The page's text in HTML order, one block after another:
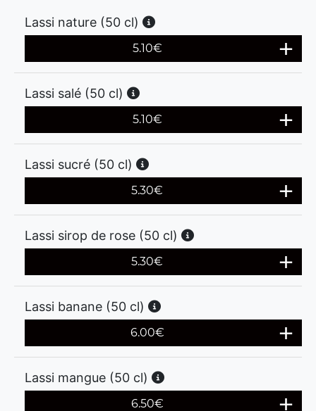
Lassi nature (50 cl)
5.10€
Lassi salé (50 cl)
5.10€
Lassi sucré (50 cl)
5.30€
Lassi sirop de rose (50 cl)
5.30€
Lassi banane (50 cl)
6.00€
Lassi mangue (50 cl)
6.50€